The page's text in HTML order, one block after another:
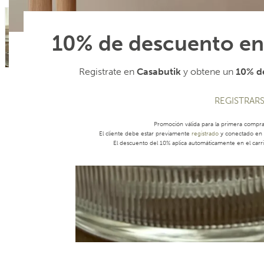
10% de descuento
Registrate en Casabutik y obtene un 10%
Promoción válida para la primera
El cliente debe estar previamente registrado y conectado en
El descuento del 10% aplica automáticamente en el